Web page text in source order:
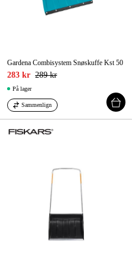
Vanlige spørsmål
Gardena Combisystem Snøskuffe Kst 50
283 kr 289 kr
På lager
Sammenlign